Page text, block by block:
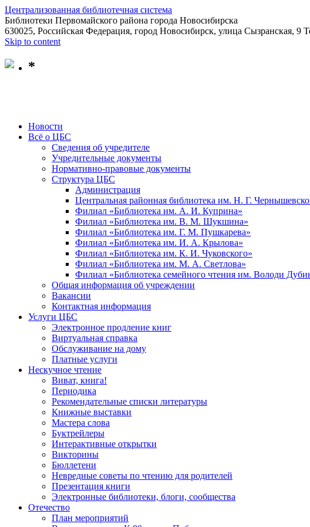
Централизованная библиотечная система
Библиотеки Первомайского района города Новосибирска
630025, Российская Федерация, город Новосибирск, улица Сызранская, 9
Skip to content
*
Новости
Всё о ЦБС
Сведения об учредителе
Учредительные документы
Нормативно-правовые документы
Структура ЦБС
Администрация
Центральная районная библиотека им. Н. Г.
Филиал «Библиотека им. А. И. Куприна»
Филиал «Библиотека им. В. М. Шукшина»
Филиал «Библиотека им. Г. М. Пушкарева»
Филиал «Библиотека им. И. А. Крылова»
Филиал «Библиотека им. К. И. Чуковского»
Филиал «Библиотека им. М. А. Светлова»
Филиал «Библиотека семейного чтения им. Володи
Общая информация об учреждении
Вакансии
Контактная информация
Услуги ЦБС
Электронное продление книг
Виртуальная справка
Обслуживание на дому
Платные услуги
Нескучное чтение
Виват, книга!
Периодика
Рекомендательные списки литературы
Книжные выставки
Мастера слова
Буктрейлеры
Интерактивные открытки
Викторины
Бюллетени
Невредные советы по чтению для родителей
Презентация книги
Электронные библиотеки, блоги, сообщества
Отечество
План мероприятий